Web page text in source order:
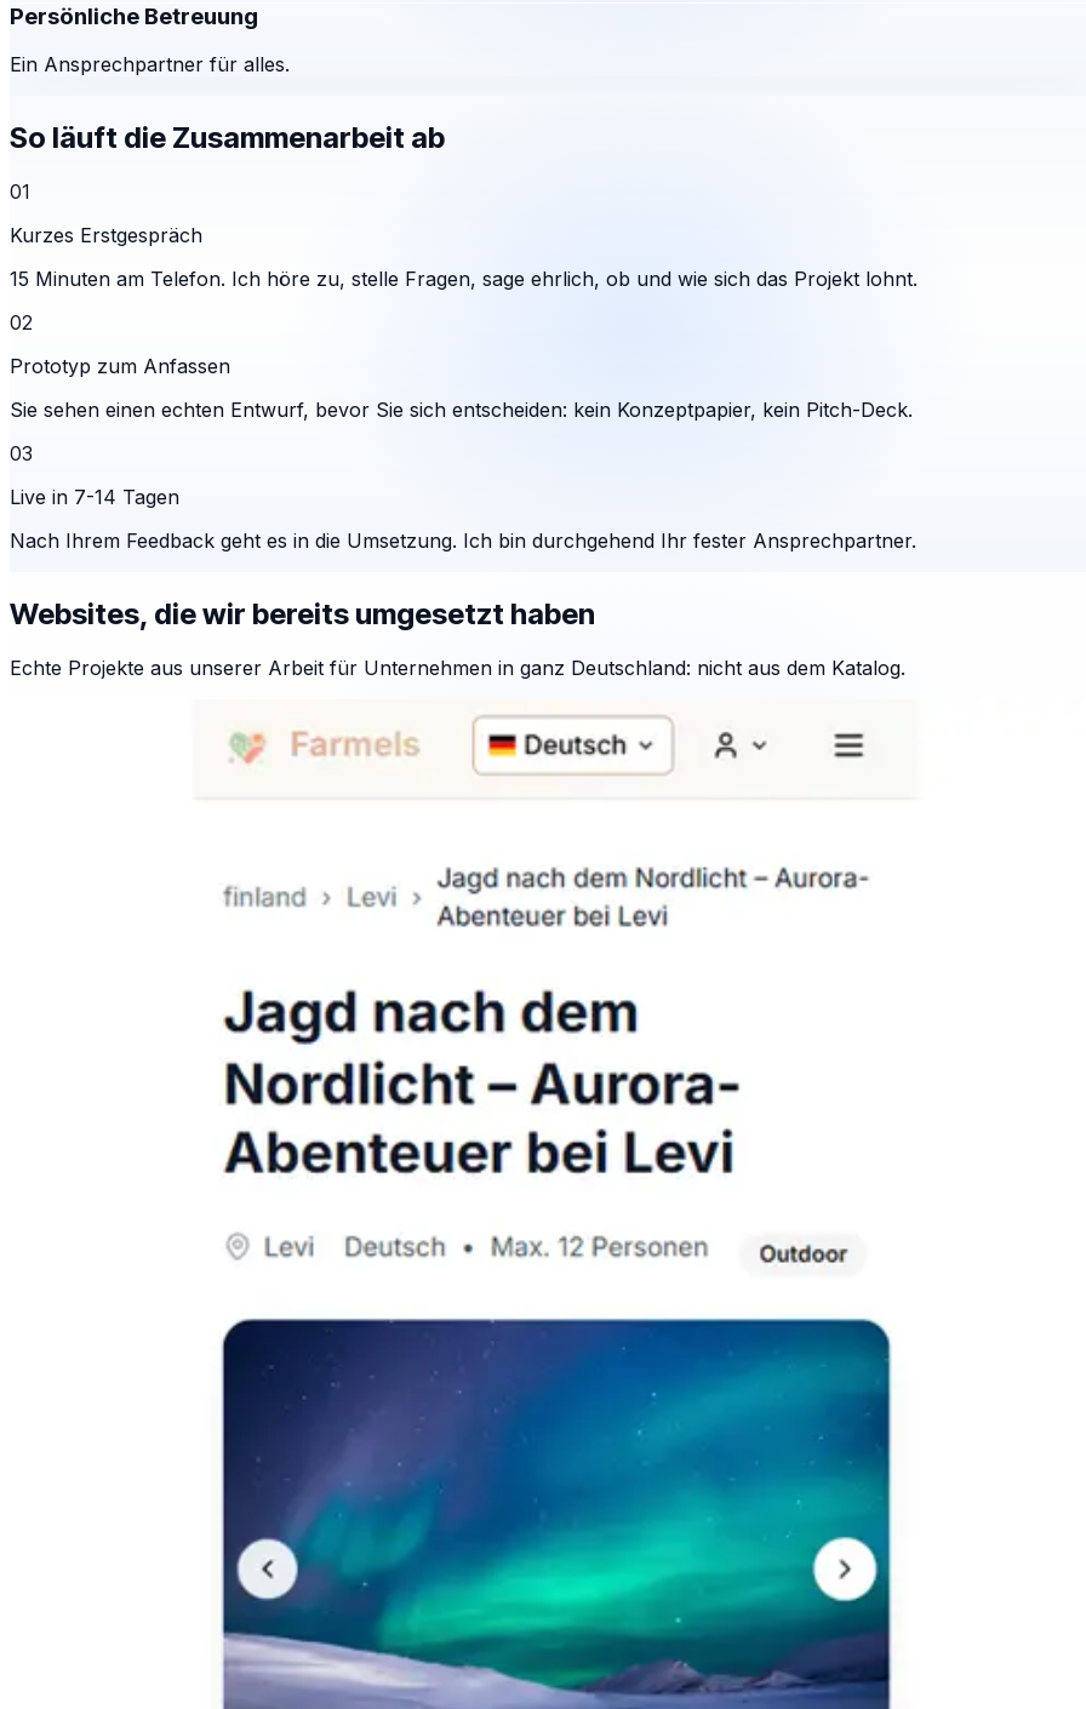
Persönliche Betreuung
Ein Ansprechpartner für alles.
So läuft die Zusammenarbeit ab
01
Kurzes Erstgespräch
15 Minuten am Telefon. Ich höre zu, stelle Fragen, sage ehrlich, ob und wie sich das Projekt lohnt.
02
Prototyp zum Anfassen
Sie sehen einen echten Entwurf, bevor Sie sich entscheiden: kein Konzeptpapier, kein Pitch-Deck.
03
Live in 7-14 Tagen
Nach Ihrem Feedback geht es in die Umsetzung. Ich bin durchgehend Ihr fester Ansprechpartner.
Websites, die wir bereits umgesetzt haben
Echte Projekte aus unserer Arbeit für Unternehmen in ganz Deutschland: nicht aus dem Katalog.